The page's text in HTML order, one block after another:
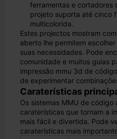
ferramentas e cortadores
projeto suporta até cinco
multicolorida.
Estes projectos mostram
aberto lhe permitem
suas necessidades. Pode
comunidade e muitos guias
impressão mmu 3d de
de experimentar
Caraterísticas
Os sistemas MMU de
caraterísticas que tornam a
mais fácil e divertida. Pode
caraterísticas mais